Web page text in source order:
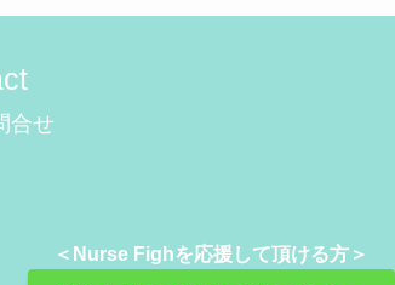
合せ
＜Nurse Fighを応援して頂ける方＞